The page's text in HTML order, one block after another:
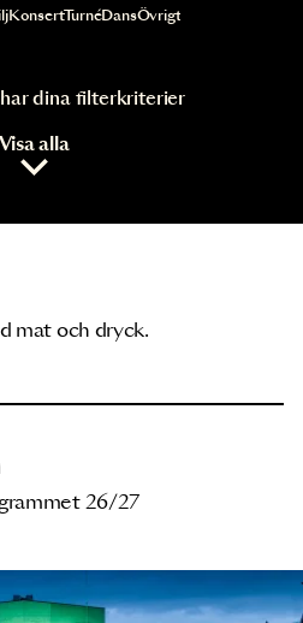
automatiskt
KonsertTurnéDansÖvrigt
dina filterkriterier
Visa alla
mat och dryck.
26/27